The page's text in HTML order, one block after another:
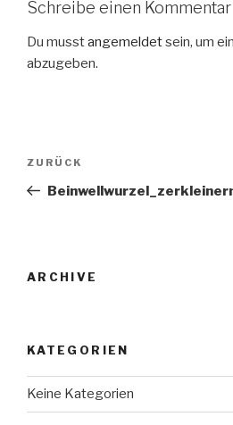
Schreibe einen Kommentar
Du musstangemeldetsein, um
abzugeben.
Beitrags-
Vorheriger
Beitrag
ZURÜCK
ARCHIVE
KATEGORIEN
Keine Kategorien